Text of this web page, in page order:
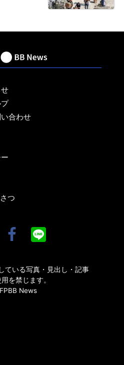
合わせ
つ
ている写真・見出し・記事
を禁じます。
News